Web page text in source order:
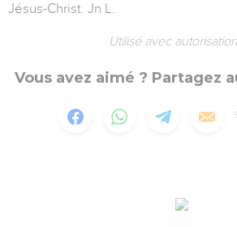
Jésus-Christ. Jn L.
Utilisé avec
Vous avez aimé ? Partagez